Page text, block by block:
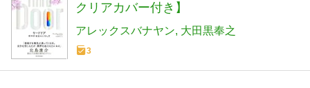
クリアカバー付き】
アレックスバナヤン 大田黒奉之
3